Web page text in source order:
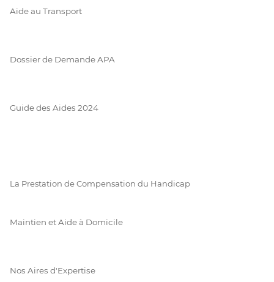
Aide au Transport
Dossier de Demande APA
Guide des Aides 2024
La Prestation de Compensation du Handicap
Maintien et Aide à Domicile
Nos Aires d'Expertise